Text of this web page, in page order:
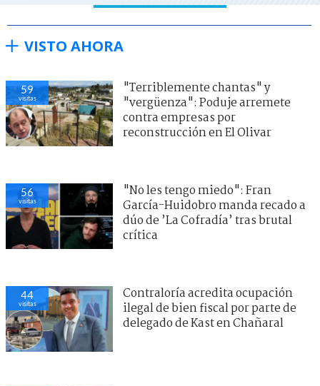
VISTO AHORA
59
visitas
"Terriblemente chantas" y
"vergüenza": Poduje arremete
contra empresas por
reconstrucción en El Olivar
56
visitas
"No les tengo miedo": Fran
García-Huidobro manda recado a
dúo de ’La Cofradía’ tras brutal
crítica
44
visitas
Contraloría acredita ocupación
ilegal de bien fiscal por parte de
delegado de Kast en Chañaral